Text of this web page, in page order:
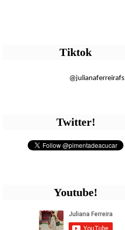
Tiktok
@julianaferreirafs
Twitter!
Youtube!